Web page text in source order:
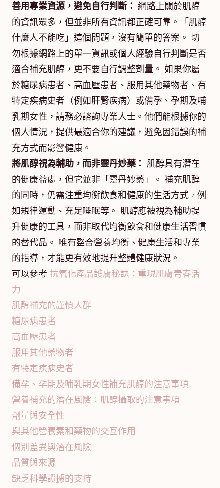
善用專業資源，避免自行判斷： 網路上關於肌醇
的資訊眾多，但並非所有資訊都正確可靠。「肌醇
什麼人不能吃」這個問題，沒有簡單的答案。 切
勿根據網路上的單一資訊或個人經驗自行判斷是否
適合補充肌醇，更不要自行調整劑量。 如果你屬
於糖尿病患者、高血壓患者、服用其他藥物者、有
特定疾病史者（例如肝腎疾病）或備孕、孕期及哺
乳期女性，請務必諮詢專業人士。他們能根據你的
個人情況，提供最適合你的建議，避免因錯誤的補
充方式而影響健康。
將肌醇視為輔助，而非靈丹妙藥： 肌醇具有潛在
的健康益處，但它並非「靈丹妙藥」。 補充肌醇
的同時，仍需注重均衡飲食和健康的生活方式，例
如規律運動、充足睡眠等。 肌醇應被視為輔助提
升健康的工具，而非取代均衡飲食和健康生活習慣
的替代品。 唯有整合營養均衡、健康生活和專業
的指導，才能更有效地提升整體健康狀況。
可以參考 抗氧化產品護膚秘訣：重現肌膚青春活
力
肌醇補充的謹慎人群
糖尿病患者
高血壓患者
服用其他藥物者
有特定疾病史者
備孕、孕期及哺乳期女性補充肌醇的注意事項
營養補充的潛在風險：肌醇攝取的注意事項
劑量與安全性
與其他營養素和藥物的交互作用
個別差異與潛在風險
品質與來源
缺乏科學證據的支持